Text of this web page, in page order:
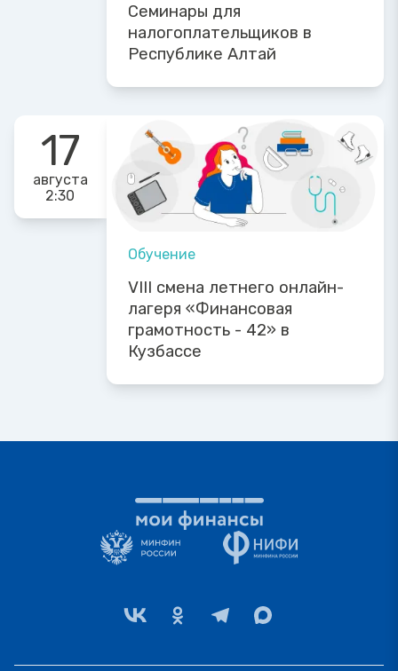
Семинары для
налогоплательщиков в
Республике Алтай
17
августа
2:30
Обучение
VIII смена летнего онлайн-
лагеря «Финансовая
грамотность - 42» в
Кузбассе